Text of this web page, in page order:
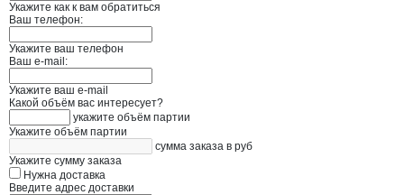
Укажите как к вам обратиться
Ваш телефон:
Укажите ваш телефон
Ваш e-mail:
Укажите ваш e-mail
Какой объём вас интересует?
укажите объём партии
Укажите объём партии
сумма заказа в руб
Укажите сумму заказа
Нужна доставка
Введите адрес доставки